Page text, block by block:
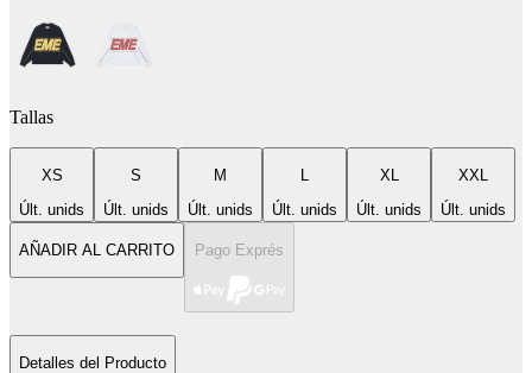
Tallas
XS
Últ. unids
S
Últ. unids
M
Últ. unids
L
Últ. unids
XL
Últ. unids
XXL
Últ. unids
AÑADIR AL CARRITO Pago Exprés
Detalles del Producto